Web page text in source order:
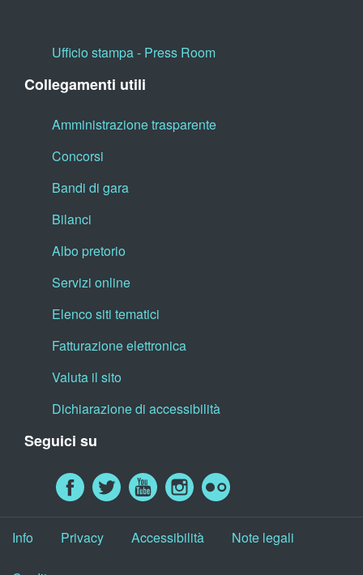
Ufficio stampa - Press Room
Collegamenti utili
Amministrazione trasparente
Concorsi
Bandi di gara
Bilanci
Albo pretorio
Servizi online
Elenco siti tematici
Fatturazione elettronica
Valuta il sito
Dichiarazione di accessibilità
Seguici su
Info Privacy Accessibilità Note legali